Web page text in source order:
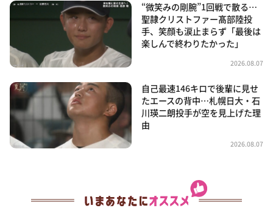
“微笑みの剛腕”1回戦で散る…
聖隷クリストファー髙部陸投
手、笑顔も涙止まらず「最後は
楽しんで終わりたかった」
2026.08.07
自己最速146キロで後輩に見せ
たエースの背中…札幌日大・石
川瑛二朗投手が空を見上げた理
由
2026.08.07